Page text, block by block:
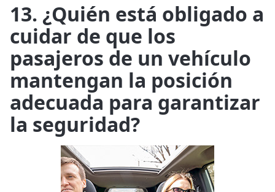
13. ¿Quién está obligado a
cuidar de que los
pasajeros de un vehículo
mantengan la posición
adecuada para garantizar
la seguridad?